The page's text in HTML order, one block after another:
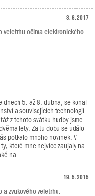
8. 6. 2017
veletrhu očima elektronického
dnech 5. až 8. dubna, se konal
a souvisejících technologií
z tohoto svátku hudby jsme
lety. Za tu dobu se událo
potkalo mnoho novinek. V
které mne nejvíce zaujaly na
na...
19. 5. 2015
zvukového veletrhu.